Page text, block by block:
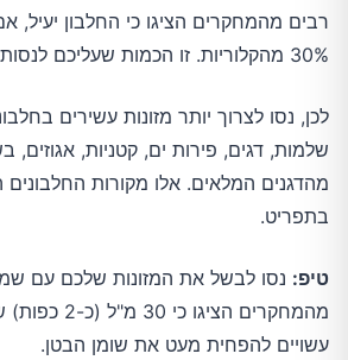
30% מהקלוריות. זו הכמות שעליכם לנסות ולצרוך.
לכן, נסו לצרוך יותר מזונות עשירים
שלמות, דגים, פירות ים, קטניות, אגוזים,
מהדגנים המלאים. אלו מקורות החלבונים
בתפריט.
טיפ: נסו לבשל את המזונות שלכם עם
מהמחקרים
עשויים להפחית מעט את שומן הבטן.